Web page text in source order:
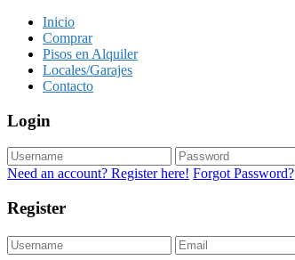
Inicio
Comprar
Pisos en Alquiler
Locales/Garajes
Contacto
Login
Need an account? Register here! Forgot Password?
Register